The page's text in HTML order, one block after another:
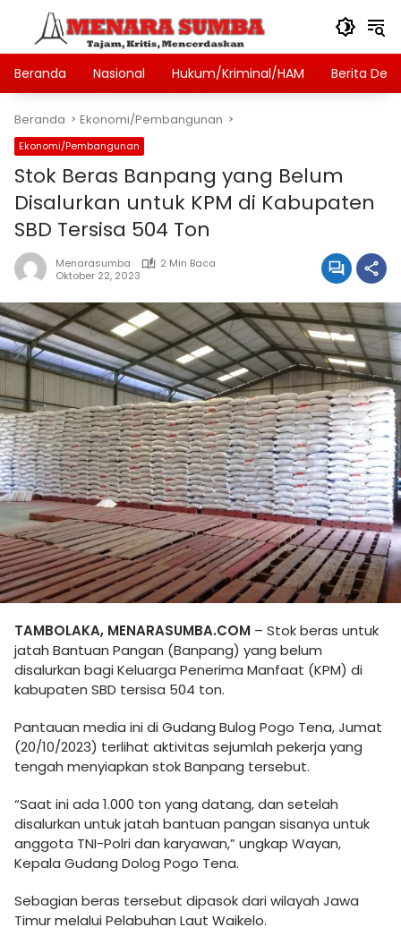
Langsung
konten
Beranda
Nasional Hukum/Kriminal/HAM Berita Desa
Beranda Ekonomi/Pembangunan
Ekonomi/Pembangunan
Stok Beras Banpang yang Belum
Disalurkan untuk KPM di Kabupaten
SBD Tersisa 504 Ton
Menarasumba
2 Min Baca
Oktober 22, 2023
TAMBOLAKA, MENARASUMBA.COM – Stok beras untuk
jatah Bantuan Pangan (Banpang) yang belum
disalurkan bagi Keluarga Penerima Manfaat (KPM) di
kabupaten SBD tersisa 504 ton.
Pantauan media ini di Gudang Bulog Pogo Tena, Jumat
(20/10/2023) terlihat aktivitas sejumlah pekerja yang
tengah menyiapkan stok Banpang tersebut.
“Saat ini ada 1.000 ton yang datang, dan setelah
disalurkan untuk jatah bantuan pangan sisanya untuk
anggota TNI-Polri dan karyawan,” ungkap Wayan,
Kepala Gudang Dolog Pogo Tena.
Sebagian beras tersebut dipasok dari wilayah Jawa
Timur melalui Pelabuhan Laut Waikelo.